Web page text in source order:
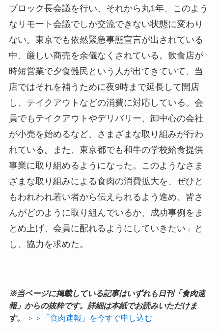
ブロック長会議を行い、それから丸1年、このよう
なリモート会議でしか交流できない状態に変わり
ない。東京でも依然緊急事態宣言が出されている
中、厳しい商売を余儀なくされている。飲食店が
時短営業で夕食難民という人が出てきていて、当
店ではそれを補うために夜9時まで延長して開店
し、テイクアウトなどの消費に対応している。会
員でもテイクアウトやデリバリー、卸中心の会社
が小売を始めるなど、さまざまな取り組みが行わ
れている。また、東京都でも和牛の学校給食提供
事業に取り組めるようになった。このようなさま
ざまな取り組みによる食肉の消費拡大を、ぜひと
もわれわれ若い者から伝えられるよう進め、皆さ
んがどのように取り組んでいるか、成功事例をま
とめ上げ、会員に配れるようにしていきたい」と
し、協力を求めた。
※当ページに掲載している記事はいずれも日刊「食肉速
報」からの抜粋です。詳細は本紙でお読みいただけま
す。
＞＞「食肉速報」を今すぐ申し込む